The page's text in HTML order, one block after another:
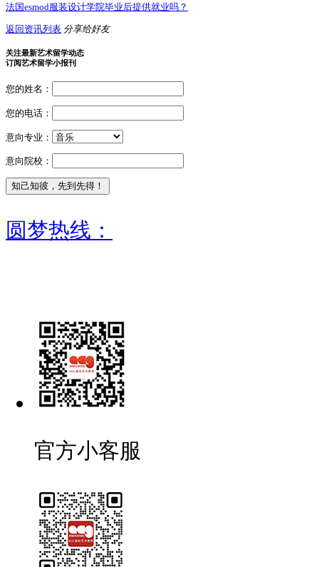
法国esmod服装设计学院毕业后提供就业吗？
返回资讯列表 分享给好友
关注最新艺术留学动态
订阅艺术留学小报刊
您的姓名：
您的电话：
意向专业：
意向院校：
圆梦热线：
官方小客服